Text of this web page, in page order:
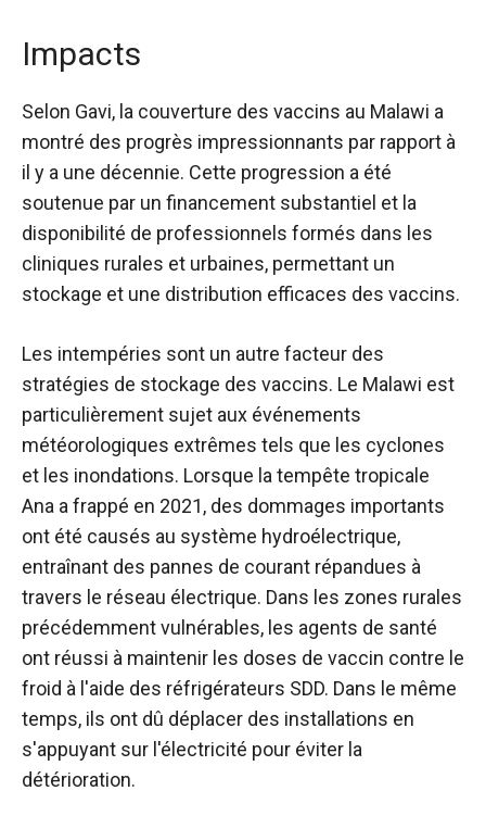
Impacts
Selon Gavi, la couverture des vaccins au Malawi a
montré des progrès impressionnants par rapport à
il y a une décennie. Cette progression a été
soutenue par un financement substantiel et la
disponibilité de professionnels formés dans les
cliniques rurales et urbaines, permettant un
stockage et une distribution efficaces des vaccins.
Les intempéries sont un autre facteur des
stratégies de stockage des vaccins. Le Malawi est
particulièrement sujet aux événements
météorologiques extrêmes tels que les cyclones
et les inondations. Lorsque la tempête tropicale
Ana a frappé en 2021, des dommages importants
ont été causés au système hydroélectrique,
entraînant des pannes de courant répandues à
travers le réseau électrique. Dans les zones rurales
précédemment vulnérables, les agents de santé
ont réussi à maintenir les doses de vaccin contre le
froid à l'aide des réfrigérateurs SDD. Dans le même
temps, ils ont dû déplacer des installations en
s'appuyant sur l'électricité pour éviter la
détérioration.